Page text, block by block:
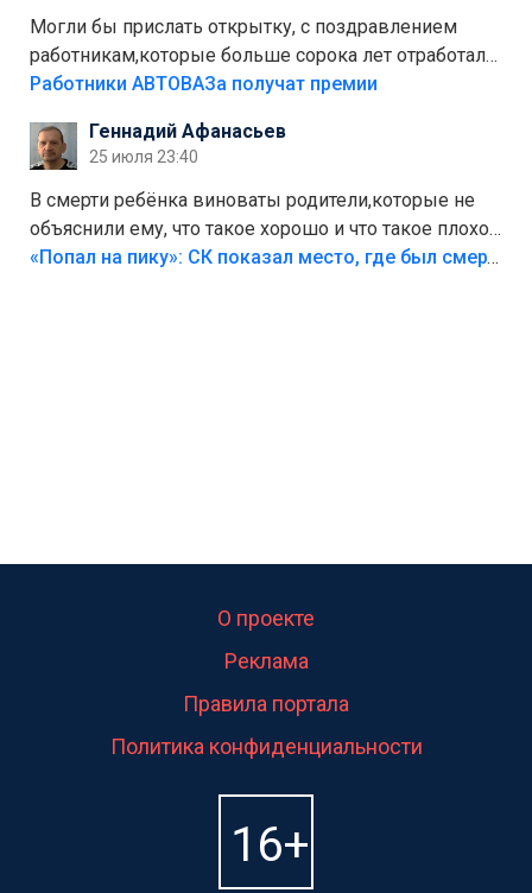
Могли бы прислать открытку, с поздравлением
работникам,которые больше сорока лет отработали
на предприятии.
Работники АВТОВАЗа получат премии
Геннадий Афанасьев
25 июля 23:40
В смерти ребёнка виноваты родители,которые не
объяснили ему, что такое хорошо и что такое плохо!
Лезть через такой забор,верх безумия,есть же
«Попал на пику»: СК показал место, где был смертельно травмирован ребенок в Тольятти
О проекте
Реклама
Правила портала
Политика конфиденциальности